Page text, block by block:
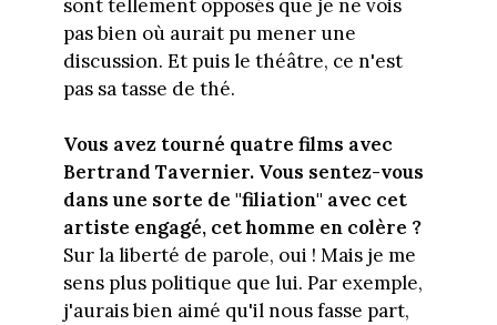
sont tellement opposés que je ne vois
pas bien où aurait pu mener une
discussion. Et puis le théâtre, ce n'est
pas sa tasse de thé.
Vous avez tourné quatre films avec
Bertrand Tavernier. Vous sentez-vous
dans une sorte de "filiation" avec cet
artiste engagé, cet homme en colère ?
Sur la liberté de parole, oui ! Mais je me
sens plus politique que lui. Par exemple,
j'aurais bien aimé qu'il nous fasse part,